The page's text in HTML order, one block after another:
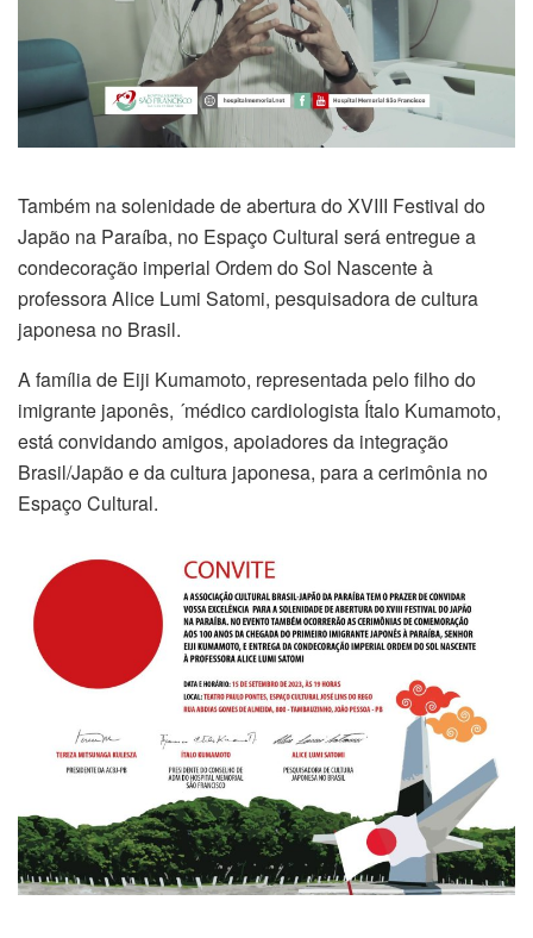
Também na solenidade de abertura do XVIII Festival do
Japão na Paraíba, no Espaço Cultural será entregue a
condecoração imperial Ordem do Sol Nascente à
professora Alice Lumi Satomi, pesquisadora de cultura
japonesa no Brasil.
A família de Eiji Kumamoto, representada pelo filho do
imigrante japonês, ´médico cardiologista Ítalo Kumamoto,
está convidando amigos, apoiadores da integração
Brasil/Japão e da cultura japonesa, para a cerimônia no
Espaço Cultural.